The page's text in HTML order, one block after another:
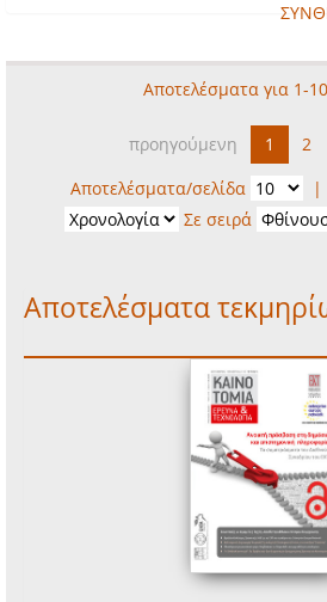
Αποτελέσματα για 1-
προηγούμενη 1 2
Αποτελέσματα/σελίδα
|
Σε σειρά
Αποτελέσματα